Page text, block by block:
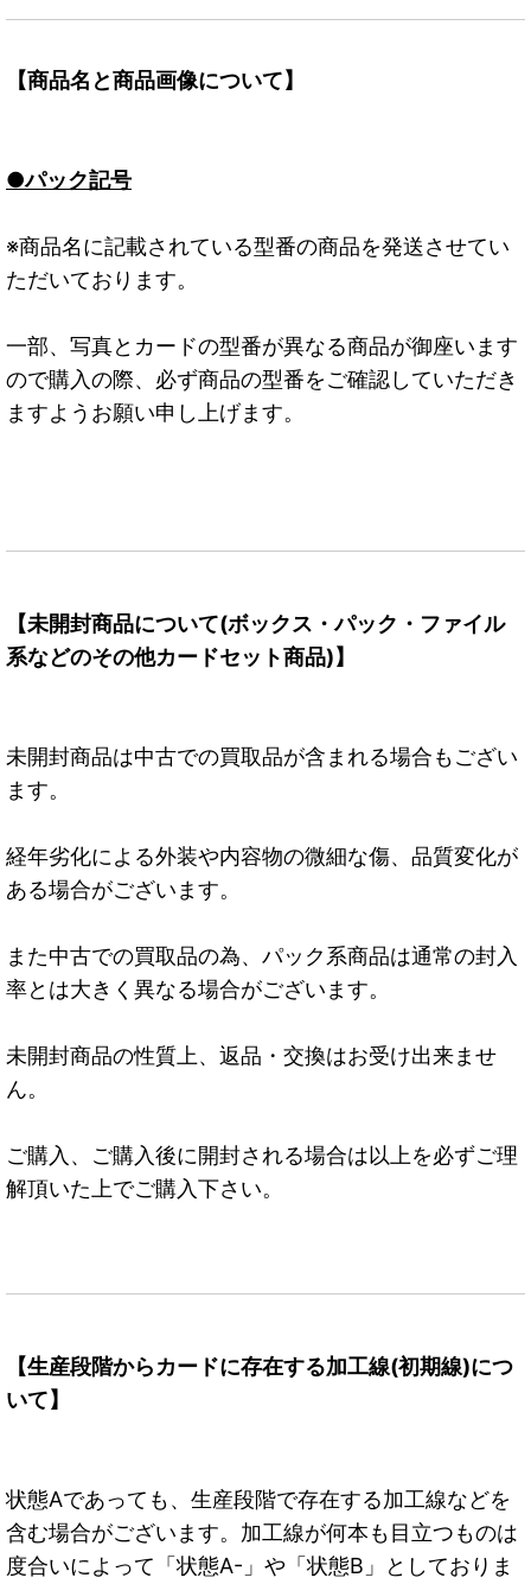
【商品名と商品画像について】
●パック記号
※商品名に記載されている型番の商品を発送させてい
ただいております。
一部、写真とカードの型番が異なる商品が御座います
ので購入の際、必ず商品の型番をご確認していただき
ますようお願い申し上げます。
【未開封商品について(ボックス・パック・ファイル
系などのその他カードセット商品)】
未開封商品は中古での買取品が含まれる場合もござい
ます。
経年劣化による外装や内容物の微細な傷、品質変化が
ある場合がございます。
また中古での買取品の為、パック系商品は通常の封入
率とは大きく異なる場合がございます。
未開封商品の性質上、返品・交換はお受け出来ませ
ん。
ご購入、ご購入後に開封される場合は以上を必ずご理
解頂いた上でご購入下さい。
【生産段階からカードに存在する加工線(初期線)につ
いて】
状態Aであっても、生産段階で存在する加工線などを
含む場合がございます。加工線が何本も目立つものは
度合いによって「状態A-」や「状態B」としておりま